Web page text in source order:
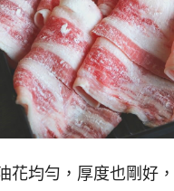
花均勻，厚度也剛好